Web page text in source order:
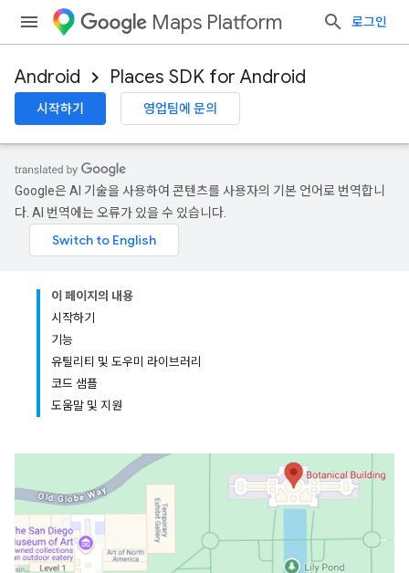
Maps Platform 로그인
Android Places SDK for Android
시작하기 영업팀에 문의
Google은 AI 기술을 사용하여 콘텐츠를 사용자의 기본 언어로 번역합니
다. AI 번역에는 오류가 있을 수 있습니다.
이 페이지의 내용
시작하기
기능
유틸리티 및 도우미 라이브러리
코드 샘플
도움말 및 지원